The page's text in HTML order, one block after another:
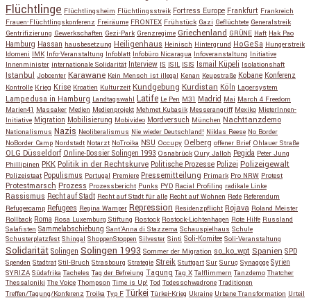
Flüchtlinge Flüchtlingsheim Flüchtlingsstreik Fortress Europe Frankfurt Frankreich
Frauen-Flüchtlingskonferenz Freiräume FRONTEX Frühstück Gazi Geflüchtete Generalstreik
Gentrifizierung Gewerkschaften Gezi-Park Grenzregime Griechenland GRÜNE Haft Hak Pao
Hamburg Hassan hausbesetzung Heiligenhaus Heinisch Hintergrund HoGeSa Hungerstreik
Idomeni IMK Info-Veranstaltung Infoblatt Infobüro Nicaragua Infoveranstaltung Initiative
Innenminister internationale Solidarität Interview IS ISIL ISIS Ismail Küpeli Isolationshaft
Istanbul Jobcenter Karawane Kein Mensch ist illegal Kenan Keupstraße Kobane Konferenz
Kontrolle Krieg Krise Kroatien Kulturzeit Kundgebung Kurdistan Köln Lagersystem
Lampedusa in Hamburg Landtagswahl Latife Le Pen M31 Madrid Mai March 4 Freedom
Marien41 Massaker Medien Medienprojekt Mehmet Kubasik Messerangriff Mexiko MieterInnen-
Initiative Migration Mobilisierung Mobivideo Mordversuch München Nachttanzdemo
Nationalismus Nazis Neoliberalismus Nie wieder Deutschland! Niklas Reese No Border
NoBorder Camp Nordstadt Notarzt NoTroika NSU Occupy Oelberg offener Brief Ohlauer Straße
OLG Düsseldorf Online-Dossier Solingen 1993 Osnabrück Oury Jalloh Pegida Peter Jung
Phillipinen PKK Politik in der Rechtskurve Politische Prozesse Polizei Polizeigewalt
Polizeistaat Populismus Portugal Premiere Pressemitteilung Primark Pro NRW Protest
Protestmarsch Prozess Prozessbericht Punks PYD Racial Profiling radikale Linke
Rassismus Recht auf Stadt Recht auf Stadt für alle Recht auf Wohnen Rede Referendum
Refugeecamp Refugees Regina Wamper Repression Residenzpflicht Rojava Roland Meister
Rollback Roma Rosa Luxemburg Stiftung Rostock Rostock-Lichtenhagen Rote Hilfe Russland
Salafisten Sammelabschiebung Sant'Anna di Stazzema Schauspielhaus Schule
Schusterplatzfest Shingal ShoppenStoppen Silvester Sinti Soli-Komitee Soli-Veranstaltung
Solidarität Solingen Solingen 1993 Sommer der Migration so_ko_wpt Spanien SPD
Spenden Stadtrat Stil-Bruch Strasbourg Strategie Streik Stuttgart Sur Suruç Synagoge Syrien
SYRIZA Südafrika Tacheles Tag der Befreiung Tagung Tag X Talflimmern Tanzdemo Thatcher
Thessaloniki The Voice Thompson Time is Up! Tod Todesschwadrone Traditionen
Treffen/Tagung/Konferenz Troika Typ F Türkei Türkei-Krieg Ukraine Urbane Transformation Urteil